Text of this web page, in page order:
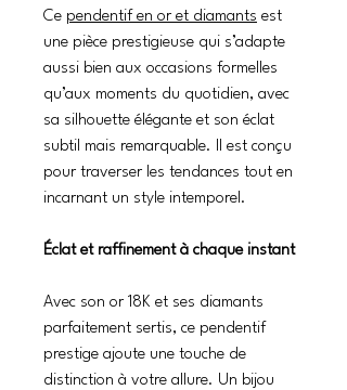
Ce pendentif en or et diamants est
une pièce prestigieuse qui s’adapte
aussi bien aux occasions formelles
qu’aux moments du quotidien, avec
sa silhouette élégante et son éclat
subtil mais remarquable. Il est conçu
pour traverser les tendances tout en
incarnant un style intemporel.
Éclat et raffinement à chaque instant
Avec son or 18K et ses diamants
parfaitement sertis, ce pendentif
prestige ajoute une touche de
distinction à votre allure. Un bijou